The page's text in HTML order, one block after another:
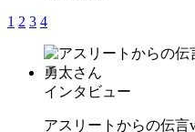
1 2 3 4
インタビュー
アスリートからの伝